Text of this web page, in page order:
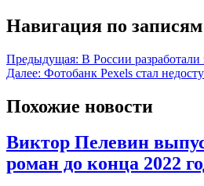
Навигация по записям
Предыдущая: В России разработали
Далее: Фотобанк Pexels стал
Похожие новости
Виктор Пелевин
роман до конца 2022